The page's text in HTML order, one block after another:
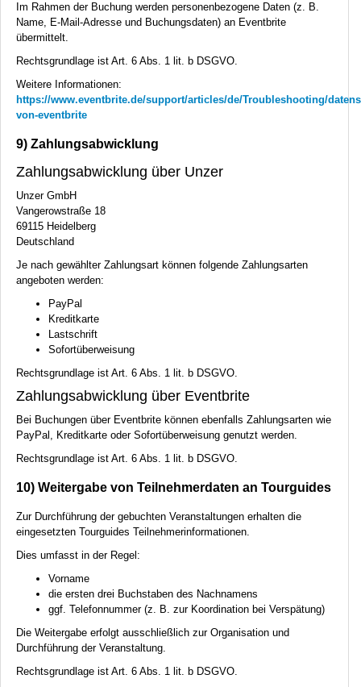
Im Rahmen der Buchung werden personenbezogene Daten (z. B.
Name, E-Mail-Adresse und Buchungsdaten) an Eventbrite
übermittelt.
Rechtsgrundlage ist Art. 6 Abs. 1 lit. b DSGVO.
Weitere Informationen:
https://www.eventbrite.de/support/articles/de/Troubleshooting/
von-eventbrite
9) Zahlungsabwicklung
Zahlungsabwicklung über Unzer
Unzer GmbH
Vangerowstraße 18
69115 Heidelberg
Deutschland
Je nach gewählter Zahlungsart können folgende Zahlungsarten
angeboten werden:
PayPal
Kreditkarte
Lastschrift
Sofortüberweisung
Rechtsgrundlage ist Art. 6 Abs. 1 lit. b DSGVO.
Zahlungsabwicklung über Eventbrite
Bei Buchungen über Eventbrite können ebenfalls Zahlungsarten wie
PayPal, Kreditkarte oder Sofortüberweisung genutzt werden.
Rechtsgrundlage ist Art. 6 Abs. 1 lit. b DSGVO.
10) Weitergabe von Teilnehmerdaten an Tourguides
Zur Durchführung der gebuchten Veranstaltungen erhalten die
eingesetzten Tourguides Teilnehmerinformationen.
Dies umfasst in der Regel:
Vorname
die ersten drei Buchstaben des Nachnamens
ggf. Telefonnummer (z. B. zur Koordination bei Verspätung)
Die Weitergabe erfolgt ausschließlich zur Organisation und
Durchführung der Veranstaltung.
Rechtsgrundlage ist Art. 6 Abs. 1 lit. b DSGVO